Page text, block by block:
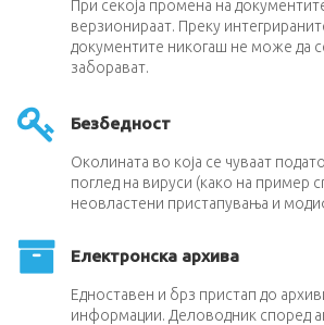
При секоја промена на
верзионираат. Преку
документите никогаш не може да
заборават.
Безбедност
Околината во која се чуваат
поглед на вируси (како на пример
неовластени пристапувања и
Електронска архива
Едноставен и брз пристап до
информации. Деловодник според